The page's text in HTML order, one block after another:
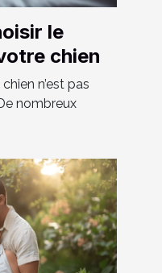
le
chien
n’est pas
nombreux